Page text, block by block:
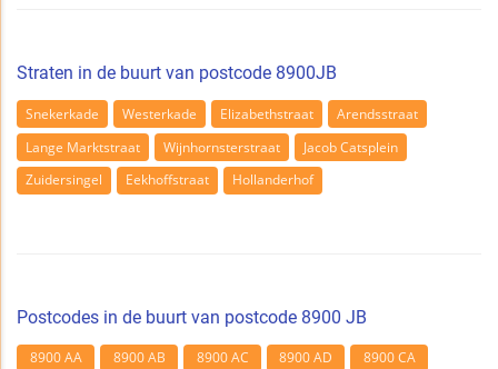
Straten in de buurt van postcode 8900JB
Snekerkade Westerkade Elizabethstraat
Arendsstraat
Lange Marktstraat
Wijnhornsterstraat
Jacob Catsplein
Zuidersingel
Eekhoffstraat Hollanderhof
Postcodes in de buurt van postcode 8900 JB
8900 AA 8900 AB 8900 AC 8900 AD
8900 CA